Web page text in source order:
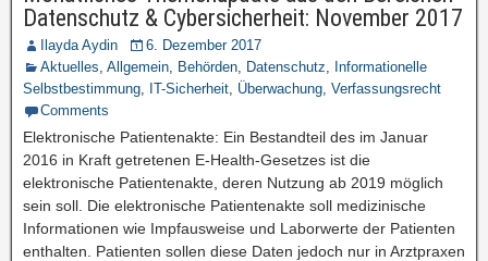
Datenschutz & Cybersicherheit: November 2017
Ilayda Aydin
6. Dezember 2017
Aktuelles, Allgemein, Behörden, Datenschutz, Informationelle
Selbstbestimmung, IT-Sicherheit, Überwachung, Verfassungsrecht
Comments
Elektronische Patientenakte: Ein Bestandteil des im Januar
2016 in Kraft getretenen E-Health-Gesetzes ist die
elektronische Patientenakte, deren Nutzung ab 2019 möglich
sein soll. Die elektronische Patientenakte soll medizinische
Informationen wie Impfausweise und Laborwerte der Patienten
enthalten. Patienten sollen diese Daten jedoch nur in Arztpraxen